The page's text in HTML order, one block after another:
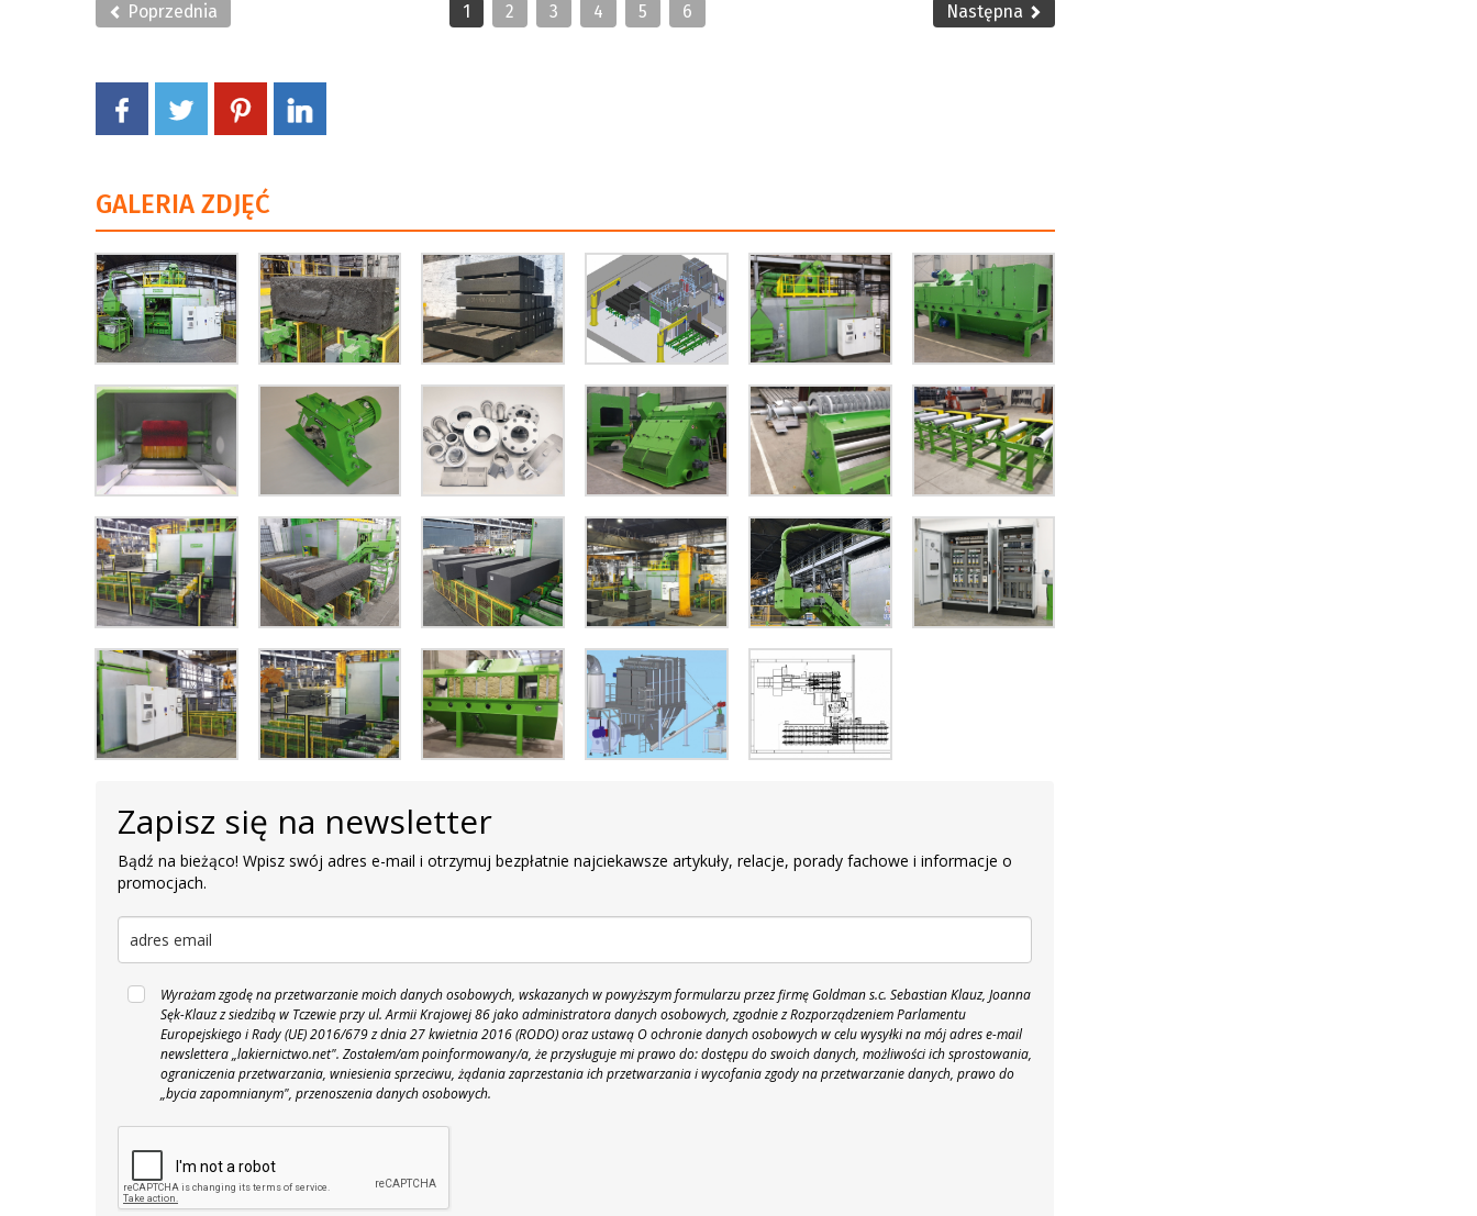
Poprzednia 1 2 3 4 5 6 Następna
GALERIA ZDJĘĆ
Zapisz się na newsletter
Bądź na bieżąco! Wpisz swój adres e-mail i otrzymuj bezpłatnie najciekawsze artykuły, relacje, porady fachowe i informacje o
promocjach.
Wyrażam zgodę na przetwarzanie moich danych osobowych, wskazanych w powyższym formularzu przez firmę Goldman s.c. Sebastian Klauz, Joanna
Sęk-Klauz z siedzibą w Tczewie przy ul. Armii Krajowej 86 jako administratora danych osobowych, zgodnie z Rozporządzeniem Parlamentu
Europejskiego i Rady (UE) 2016/679 z dnia 27 kwietnia 2016 (RODO) oraz ustawą O ochronie danych osobowych w celu wysyłki na mój adres e-mail
newslettera „lakiernictwo.net". Zostałem/am poinformowany/a, że przysługuje mi prawo do: dostępu do swoich danych, możliwości ich sprostowania,
ograniczenia przetwarzania, wniesienia sprzeciwu, żądania zaprzestania ich przetwarzania i wycofania zgody na przetwarzanie danych, prawo do
„bycia zapomnianym", przenoszenia danych osobowych.